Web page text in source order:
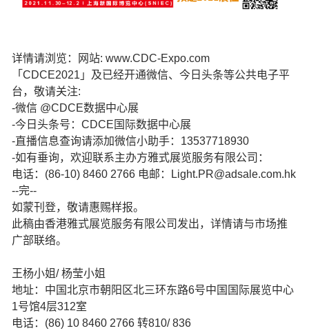
详情请浏览：网站: www.CDC-Expo.com
「CDCE2021」及已经开通微信、今日头条等公共电子平
台，敬请关注:
-微信 @CDCE数据中心展
-今日头条号：CDCE国际数据中心展
-直播信息查询请添加微信小助手：13537718930
-如有垂询，欢迎联系主办方雅式展览服务有限公司：
电话：(86-10) 8460 2766 电邮：Light.PR@adsale.com.hk
--完--
如蒙刊登，敬请惠赐样报。
此稿由香港雅式展览服务有限公司发出，详情请与市场推
广部联络。
王杨小姐/ 杨莹小姐
地址：中国北京市朝阳区北三环东路6号中国国际展览中心
1号馆4层312室
电话：(86) 10 8460 2766 转810/ 836